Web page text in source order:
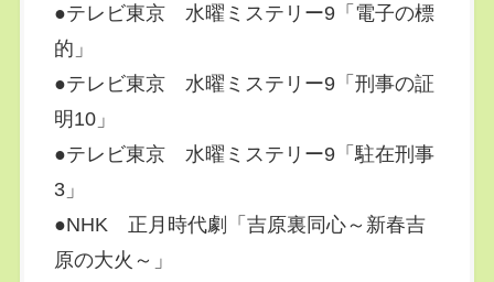
●テレビ東京 水曜ミステリー9「電子の標
的」
●テレビ東京 水曜ミステリー9「刑事の証
明10」
●テレビ東京 水曜ミステリー9「駐在刑事
3」
●NHK 正月時代劇「吉原裏同心～新春吉
原の大火～」